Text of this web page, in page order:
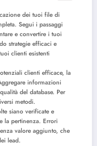
dei tuoi file di
Segui i passaggi
e convertire i tuoi
strategie efficaci e
clienti esistenti
clienti efficace, la
informazioni
del database. Per
metodi.
siano verificate e
la pertinenza. Errori
valore aggiunto, che
lead.